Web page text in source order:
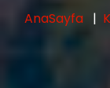
AnaSayfa